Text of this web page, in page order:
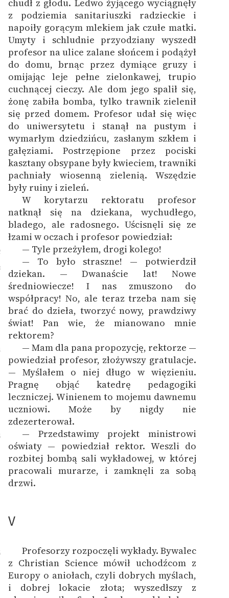
chudł z głodu. Ledwo żyjącego wyciągnęły
z podziemia sanitariuszki radzieckie i
napoiły gorącym mlekiem jak czułe matki.
Umyty i schludnie przyodziany wyszedł
profesor na ulice zalane słońcem i podążył
do domu, brnąc przez dymiące gruzy i
omijając leje pełne zielonkawej, trupio
cuchnącej cieczy. Ale dom jego spalił się,
żonę zabiła bomba, tylko trawnik zielenił
się przed domem. Profesor udał się więc
do uniwersytetu i stanął na pustym i
wymarłym dziedzińcu, zasłanym szkłem i
gałęziami. Postrzępione przez pociski
kasztany obsypane były kwieciem, trawniki
pachniały wiosenną zielenią. Wszędzie
były ruiny i zieleń.
W korytarzu rektoratu profesor
natknął się na dziekana, wychudłego,
bladego, ale radosnego. Uścisnęli się ze
łzami w oczach i profesor powiedział:
— Tyle przeżyłem, drogi kolego!
— To było straszne! — potwierdził
dziekan. — Dwanaście lat! Nowe
średniowiecze! I nas zmuszono do
współpracy! No, ale teraz trzeba nam się
brać do dzieła, tworzyć nowy, prawdziwy
świat! Pan wie, że mianowano mnie
rektorem?
— Mam dla pana propozycję, rektorze —
powiedział profesor, złożywszy gratulacje.
— Myślałem o niej długo w więzieniu.
Pragnę objąć katedrę pedagogiki
leczniczej. Winienem to mojemu dawnemu
uczniowi. Może by nigdy nie
zdezerterował.
— Przedstawimy projekt ministrowi
oświaty — powiedział rektor. Weszli do
rozbitej bombą sali wykładowej, w której
pracowali murarze, i zamknęli za sobą
drzwi.
V
Profesorzy rozpoczęli wykłady. Bywalec
z Christian Science mówił uchodźcom z
Europy o aniołach, czyli dobrych myślach,
i dobrej lokacie złota; wyszedłszy z